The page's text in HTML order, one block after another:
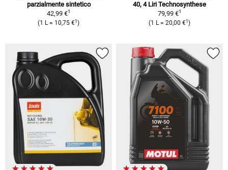
parzialmente sintetico
42,99 €1
(1 L = 10,75 €1 )
40, 4 Liri Technosynthese
79,99 €1
(1 L = 20,00 €1 )